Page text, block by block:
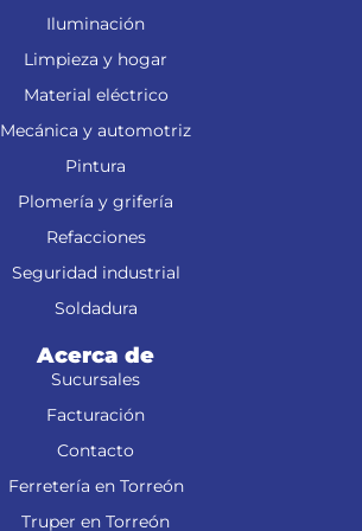
Iluminación
Limpieza y hogar
Material eléctrico
Mecánica y automotriz
Pintura
Plomería y grifería
Refacciones
Seguridad industrial
Soldadura
Acerca de
Sucursales
Facturación
Contacto
Ferretería en Torreón
Truper en Torreón